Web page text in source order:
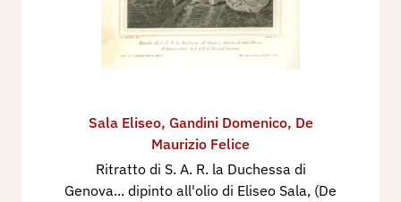
Sala Eliseo, Gandini Domenico, De
Maurizio Felice
Ritratto di S. A. R. la Duchessa di
Genova... dipinto all'olio di Eliseo Sala, (De